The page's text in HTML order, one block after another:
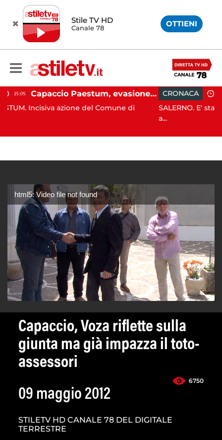
Stile TV HD
Canale 78 OTTIENI
Capaccio Paestum, evasione tassa di soggiorno: scoperte 49 strutture fantasma, elevate 132 sanzioni
del Comune di
CRONACA 13:55
SALERNO. E' stato scoperto solo
html5: Video file not found
Capaccio, Voza riflette sulla
giunta ma già impazza il toto-
assessori
6750
09 maggio 2012
STILETV HD CANALE 78 DEL DIGITALE
TERRESTRE